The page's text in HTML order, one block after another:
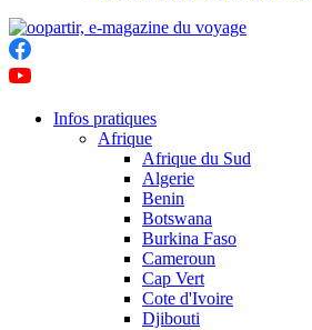
Infos pratiques
Afrique
Afrique du Sud
Algerie
Benin
Botswana
Burkina Faso
Cameroun
Cap Vert
Cote d'Ivoire
Djibouti